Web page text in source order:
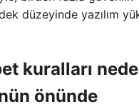
düzeyinde yazılım
kuralları
önünde